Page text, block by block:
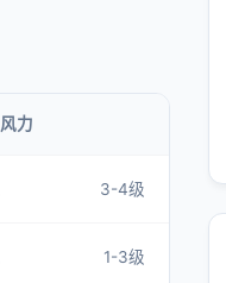
风力
3-4级
1-3级